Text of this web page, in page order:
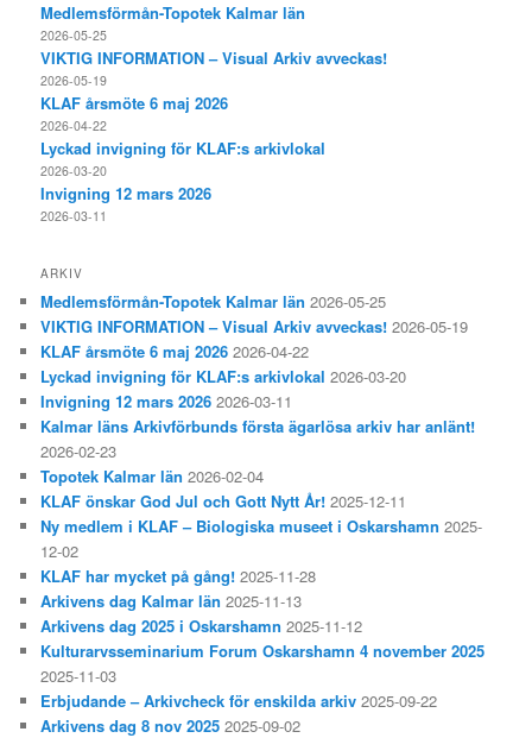
Medlemsförmån-Topotek Kalmar län
2026-05-25
VIKTIG INFORMATION – Visual Arkiv avveckas!
2026-05-19
KLAF årsmöte 6 maj 2026
2026-04-22
Lyckad invigning för KLAF:s arkivlokal
2026-03-20
Invigning 12 mars 2026
2026-03-11
ARKIV
Medlemsförmån-Topotek Kalmar län 2026-05-25
VIKTIG INFORMATION – Visual Arkiv avveckas! 2026-05-19
KLAF årsmöte 6 maj 2026 2026-04-22
Lyckad invigning för KLAF:s arkivlokal 2026-03-20
Invigning 12 mars 2026 2026-03-11
Kalmar läns Arkivförbunds första ägarlösa arkiv har anlänt!
2026-02-23
Topotek Kalmar län 2026-02-04
KLAF önskar God Jul och Gott Nytt År! 2025-12-11
Ny medlem i KLAF – Biologiska museet i Oskarshamn 2025-
12-02
KLAF har mycket på gång! 2025-11-28
Arkivens dag Kalmar län 2025-11-13
Arkivens dag 2025 i Oskarshamn 2025-11-12
Kulturarvsseminarium Forum Oskarshamn 4 november 2025
2025-11-03
Erbjudande – Arkivcheck för enskilda arkiv 2025-09-22
Arkivens dag 8 nov 2025 2025-09-02